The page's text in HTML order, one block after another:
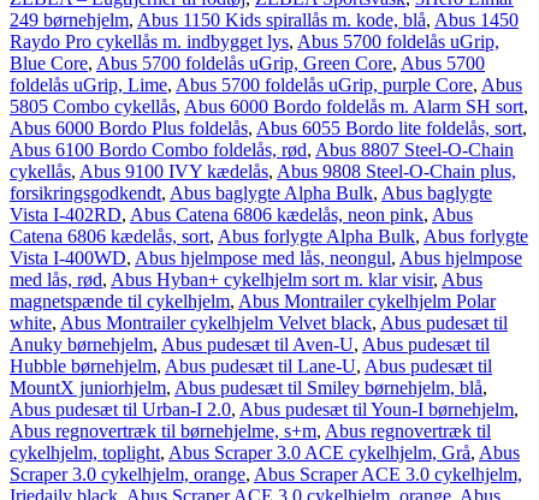
249 børnehjelm, Abus 1150 Kids spirallås m. kode, blå, Abus 1450
Raydo Pro cykellås m. indbygget lys, Abus 5700 foldelås uGrip,
Blue Core, Abus 5700 foldelås uGrip, Green Core, Abus 5700
foldelås uGrip, Lime, Abus 5700 foldelås uGrip, purple Core, Abus
5805 Combo cykellås, Abus 6000 Bordo foldelås m. Alarm SH sort,
Abus 6000 Bordo Plus foldelås, Abus 6055 Bordo lite foldelås, sort,
Abus 6100 Bordo Combo foldelås, rød, Abus 8807 Steel-O-Chain
cykellås, Abus 9100 IVY kædelås, Abus 9808 Steel-O-Chain plus,
forsikringsgodkendt, Abus baglygte Alpha Bulk, Abus baglygte
Vista I-402RD, Abus Catena 6806 kædelås, neon pink, Abus
Catena 6806 kædelås, sort, Abus forlygte Alpha Bulk, Abus forlygte
Vista I-400WD, Abus hjelmpose med lås, neongul, Abus hjelmpose
med lås, rød, Abus Hyban+ cykelhjelm sort m. klar visir, Abus
magnetspænde til cykelhjelm, Abus Montrailer cykelhjelm Polar
white, Abus Montrailer cykelhjelm Velvet black, Abus pudesæt til
Anuky børnehjelm, Abus pudesæt til Aven-U, Abus pudesæt til
Hubble børnehjelm, Abus pudesæt til Lane-U, Abus pudesæt til
MountX juniorhjelm, Abus pudesæt til Smiley børnehjelm, blå,
Abus pudesæt til Urban-I 2.0, Abus pudesæt til Youn-I børnehjelm,
Abus regnovertræk til børnehjelme, s+m, Abus regnovertræk til
cykelhjelm, toplight, Abus Scraper 3.0 ACE cykelhjelm, Grå, Abus
Scraper 3.0 cykelhjelm, orange, Abus Scraper ACE 3.0 cykelhjelm,
Iriedaily black, Abus Scraper ACE 3.0 cykelhjelm, orange, Abus